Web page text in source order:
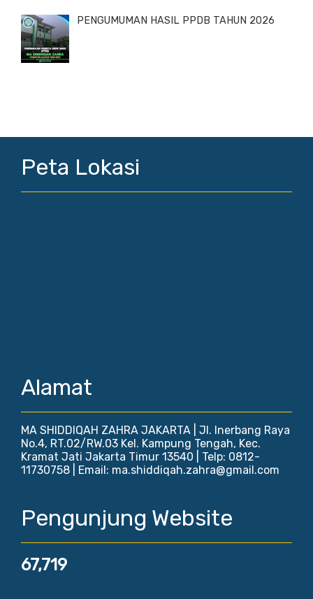
PENGUMUMAN HASIL PPDB TAHUN 2026
Peta Lokasi
Alamat
MA SHIDDIQAH ZAHRA JAKARTA | Jl. Inerbang Raya
No.4, RT.02/RW.03 Kel. Kampung Tengah, Kec.
Kramat Jati Jakarta Timur 13540 | Telp: 0812-
11730758 | Email: ma.shiddiqah.zahra@gmail.com
Pengunjung Website
67,719